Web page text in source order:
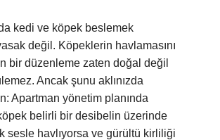
kedi ve köpek beslemek
değil. Köpeklerin havlamasını
bir düzenleme zaten doğal değil
Ancak şunu aklınızda
Apartman yönetim planında
belirli bir desibelin üzerinde
sesle havlıyorsa ve gürültü kirliliği